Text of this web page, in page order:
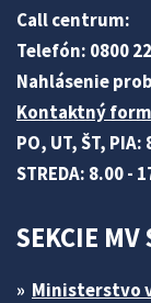
Call centrum:
Telefón: 0800
Nahlásenie
Kontaktný
PO, UT, ŠT, PIA:
STREDA: 8.00 -
SEKCIE MV
Ministerstvo